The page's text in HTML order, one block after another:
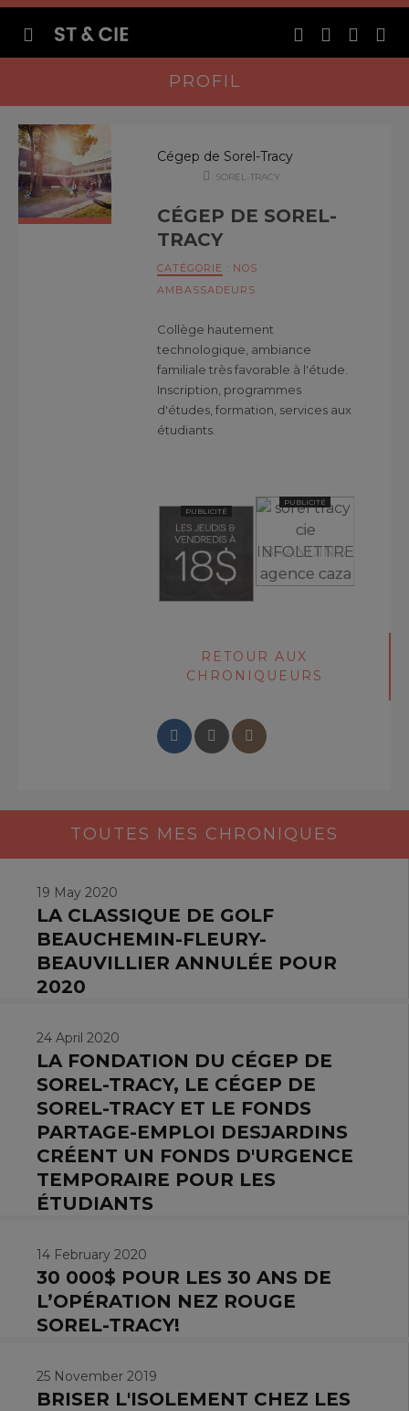
PROFIL
Cégep de Sorel-Tracy
SOREL-TRACY
CÉGEP DE SOREL-
TRACY
CATÉGORIE : NOS
AMBASSADEURS
Collège hautement
technologique, ambiance
familiale très favorable à l'étude.
Inscription, programmes
d'études, formation, services aux
étudiants.
PUBLICITÉ
PUBLICITÉ
PUBLICITÉ
PUBLICITÉ
RETOUR AUX
CHRONIQUEURS
TOUTES MES CHRONIQUES
19 May 2020
LA CLASSIQUE DE GOLF
BEAUCHEMIN-FLEURY-
BEAUVILLIER ANNULÉE POUR
2020
24 April 2020
LA FONDATION DU CÉGEP DE
SOREL-TRACY, LE CÉGEP DE
SOREL-TRACY ET LE FONDS
PARTAGE-EMPLOI DESJARDINS
CRÉENT UN FONDS D'URGENCE
TEMPORAIRE POUR LES
ÉTUDIANTS
14 February 2020
30 000$ POUR LES 30 ANS DE
L’OPÉRATION NEZ ROUGE
SOREL-TRACY!
25 November 2019
BRISER L'ISOLEMENT CHEZ LES